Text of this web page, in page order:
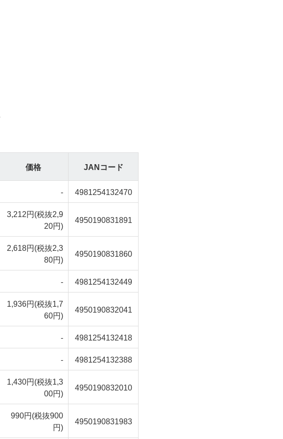
価格 JANコード
- 4981254132470
3,212円(税抜2,9
20円)
4950190831891
2,618円(税抜2,3
80円)
4950190831860
- 4981254132449
1,936円(税抜1,7
60円)
4950190832041
-
4981254132418
- 4981254132388
1,430円(税抜1,3
00円)
4950190832010
990円(税抜900
円)
4950190831983